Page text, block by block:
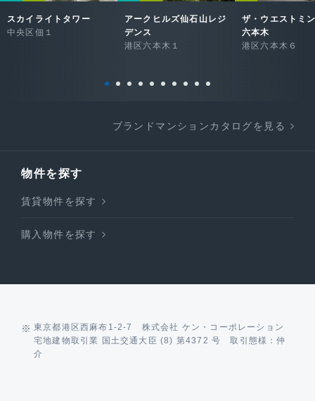
スカイライトタワー
中央区佃１
アークヒルズ仙石山レジ
デンス
港区六本木１
ザ・ウエストミ
六本木
港区六本木６
ブランドマンションカタログを見る
物件を探す
賃貸物件を探す
購入物件を探す
東京都港区西麻布1-2-7 株式会社 ケン・コーポレーション
宅地建物取引業 国土交通大臣 (8) 第4372 号 取引態様：仲
介